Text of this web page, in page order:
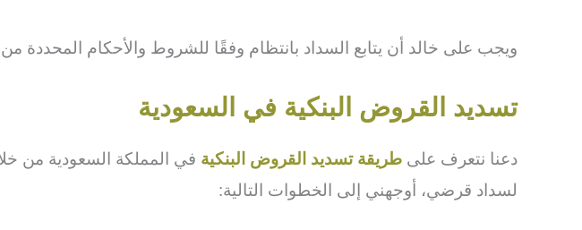
ويجب على خالد أن يتابع السداد بانتظام وفقًا للشروط والأحكام المحددة
تسديد القروض البنكية في السعودية
دعنا نتعرف على طريقة تسديد القروض البنكية في المملكة السعودية من
لسداد قرضي، أوجهني إلى الخطوات التالية: